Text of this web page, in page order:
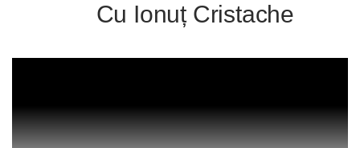
Cu Ionuț Cristache